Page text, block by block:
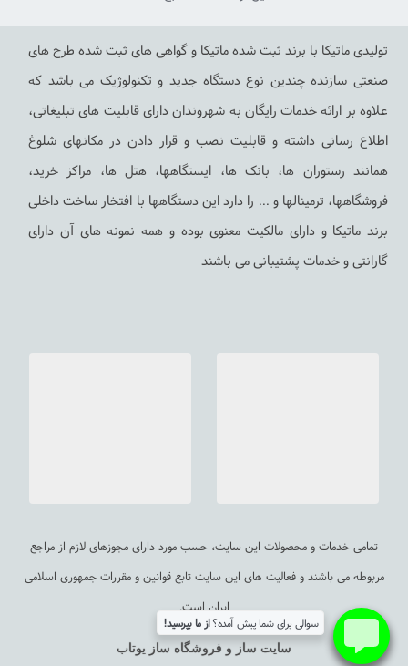
ما
اصلی
درباره ما
با ما
متداول
مجوزها
محصولات استند شارژر
دستورالعمل نصب
محصولات پایه شارژر ایرانی
شبکه پژوهشگران ایرانی
محصولات پایه شارژر خارجی
ایجاد حساب کاربری
ورود به حساب کاربری
مشاهده سبد خرید
نیازمندی های املاک
تولیدی ماتیکا با برند ثبت شده ماتیکا و گواهی های ثبت شده طرح های
صنعتی سازنده چندین نوع دستگاه جدید و تکنولوژیک می باشد که
علاوه بر ارائه خدمات رایگان به شهروندان دارای قابلیت های تبلیغاتی،
اطلاع رسانی داشته و قابلیت نصب و قرار دادن در مکانهای شلوغ
همانند رستوران ها، بانک ها، ایستگاهها، هتل ها، مراکز خرید،
فروشگاهها، ترمینالها و ... را دارد این دستگاهها با افتخار ساخت داخلی
برند ماتیکا و دارای مالکیت معنوی بوده و همه نمونه های آن دارای
گارانتی و خدمات پشتیبانی می باشند
تمامی خدمات و محصولات این سایت، حسب مورد دارای مجوزهای لازم از مراجع
مربوطه می باشند و فعالیت های این سایت تابع قوانین و مقررات جمهوری اسلامی
ایران است.
سایت ساز و فروشگاه ساز یوتاب
سوالی برای شما پیش آمده؟از ما بپرسید!